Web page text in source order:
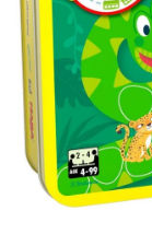
A
J
Í
T
?